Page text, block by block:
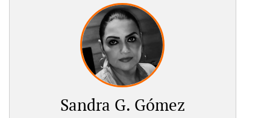
Sandra G. Gómez